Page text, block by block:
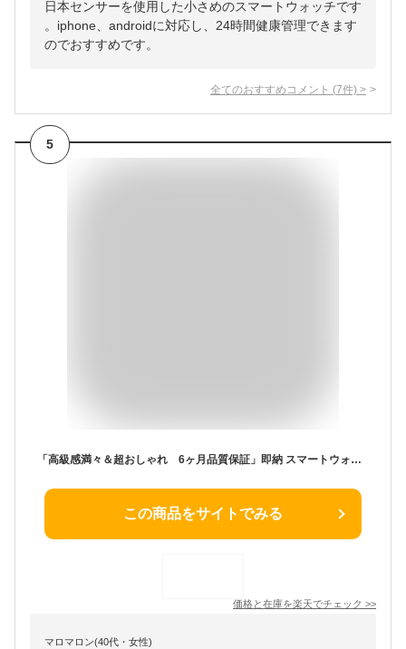
日本センサーを使用した小さめのスマートウォッチです
。iphone、androidに対応し、24時間健康管理できます
のでおすすめです。
全てのおすすめコメント (7件) >
5
「高級感満々＆超おしゃれ 6ヶ月品質保証」即納 スマートウォッチ レディース 腕時計 通話機能 スマートブレスレット 日本語 日本製チップ ios android 歩数計 心拍計 血中酸素 計測 健康管理 モニター 運動記録 SNS LINE 着信通知 音楽 クリスマス プレゼント
この商品をサイトでみる
価格と在庫を楽天でチェック >>
マロマロン(40代・女性)